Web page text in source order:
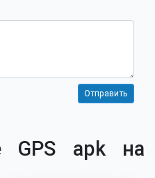
GPS apk на